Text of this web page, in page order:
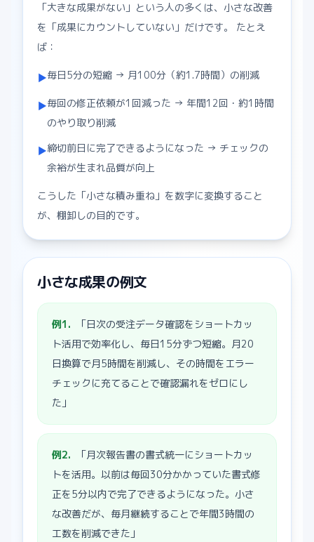
「大きな成果がない」という人の多くは、小さな改善
を「成果にカウントしていない」だけです。 たとえ
ば：
▶毎日5分の短縮 → 月100分（約1.7時間）の削減
▶毎回の修正依頼が1回減った → 年間12回・約1時間
のやり取り削減
▶締切前日に完了できるようになった → チェックの
余裕が生まれ品質が向上
こうした「小さな積み重ね」を数字に変換すること
が、棚卸しの目的です。
小さな成果の例文
例1 .
「日次の受注データ確認をショートカッ
ト活用で効率化し、毎日15分ずつ短縮。月20
日換算で月5時間を削減し、その時間をエラー
チェックに充てることで確認漏れをゼロにし
た」
例2.
「月次報告書の書式統一にショートカッ
トを活用。以前は毎回30分かかっていた書式修
正を5分以内で完了できるようになった。小さ
な改善だが、毎月継続することで年間3時間の
工数を削減できた」